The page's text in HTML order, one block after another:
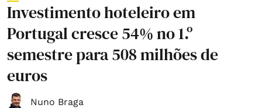
Investimento hoteleiro em
Portugal cresce 54% no 1.º
semestre para 508 milhões de
euros
Nuno Braga